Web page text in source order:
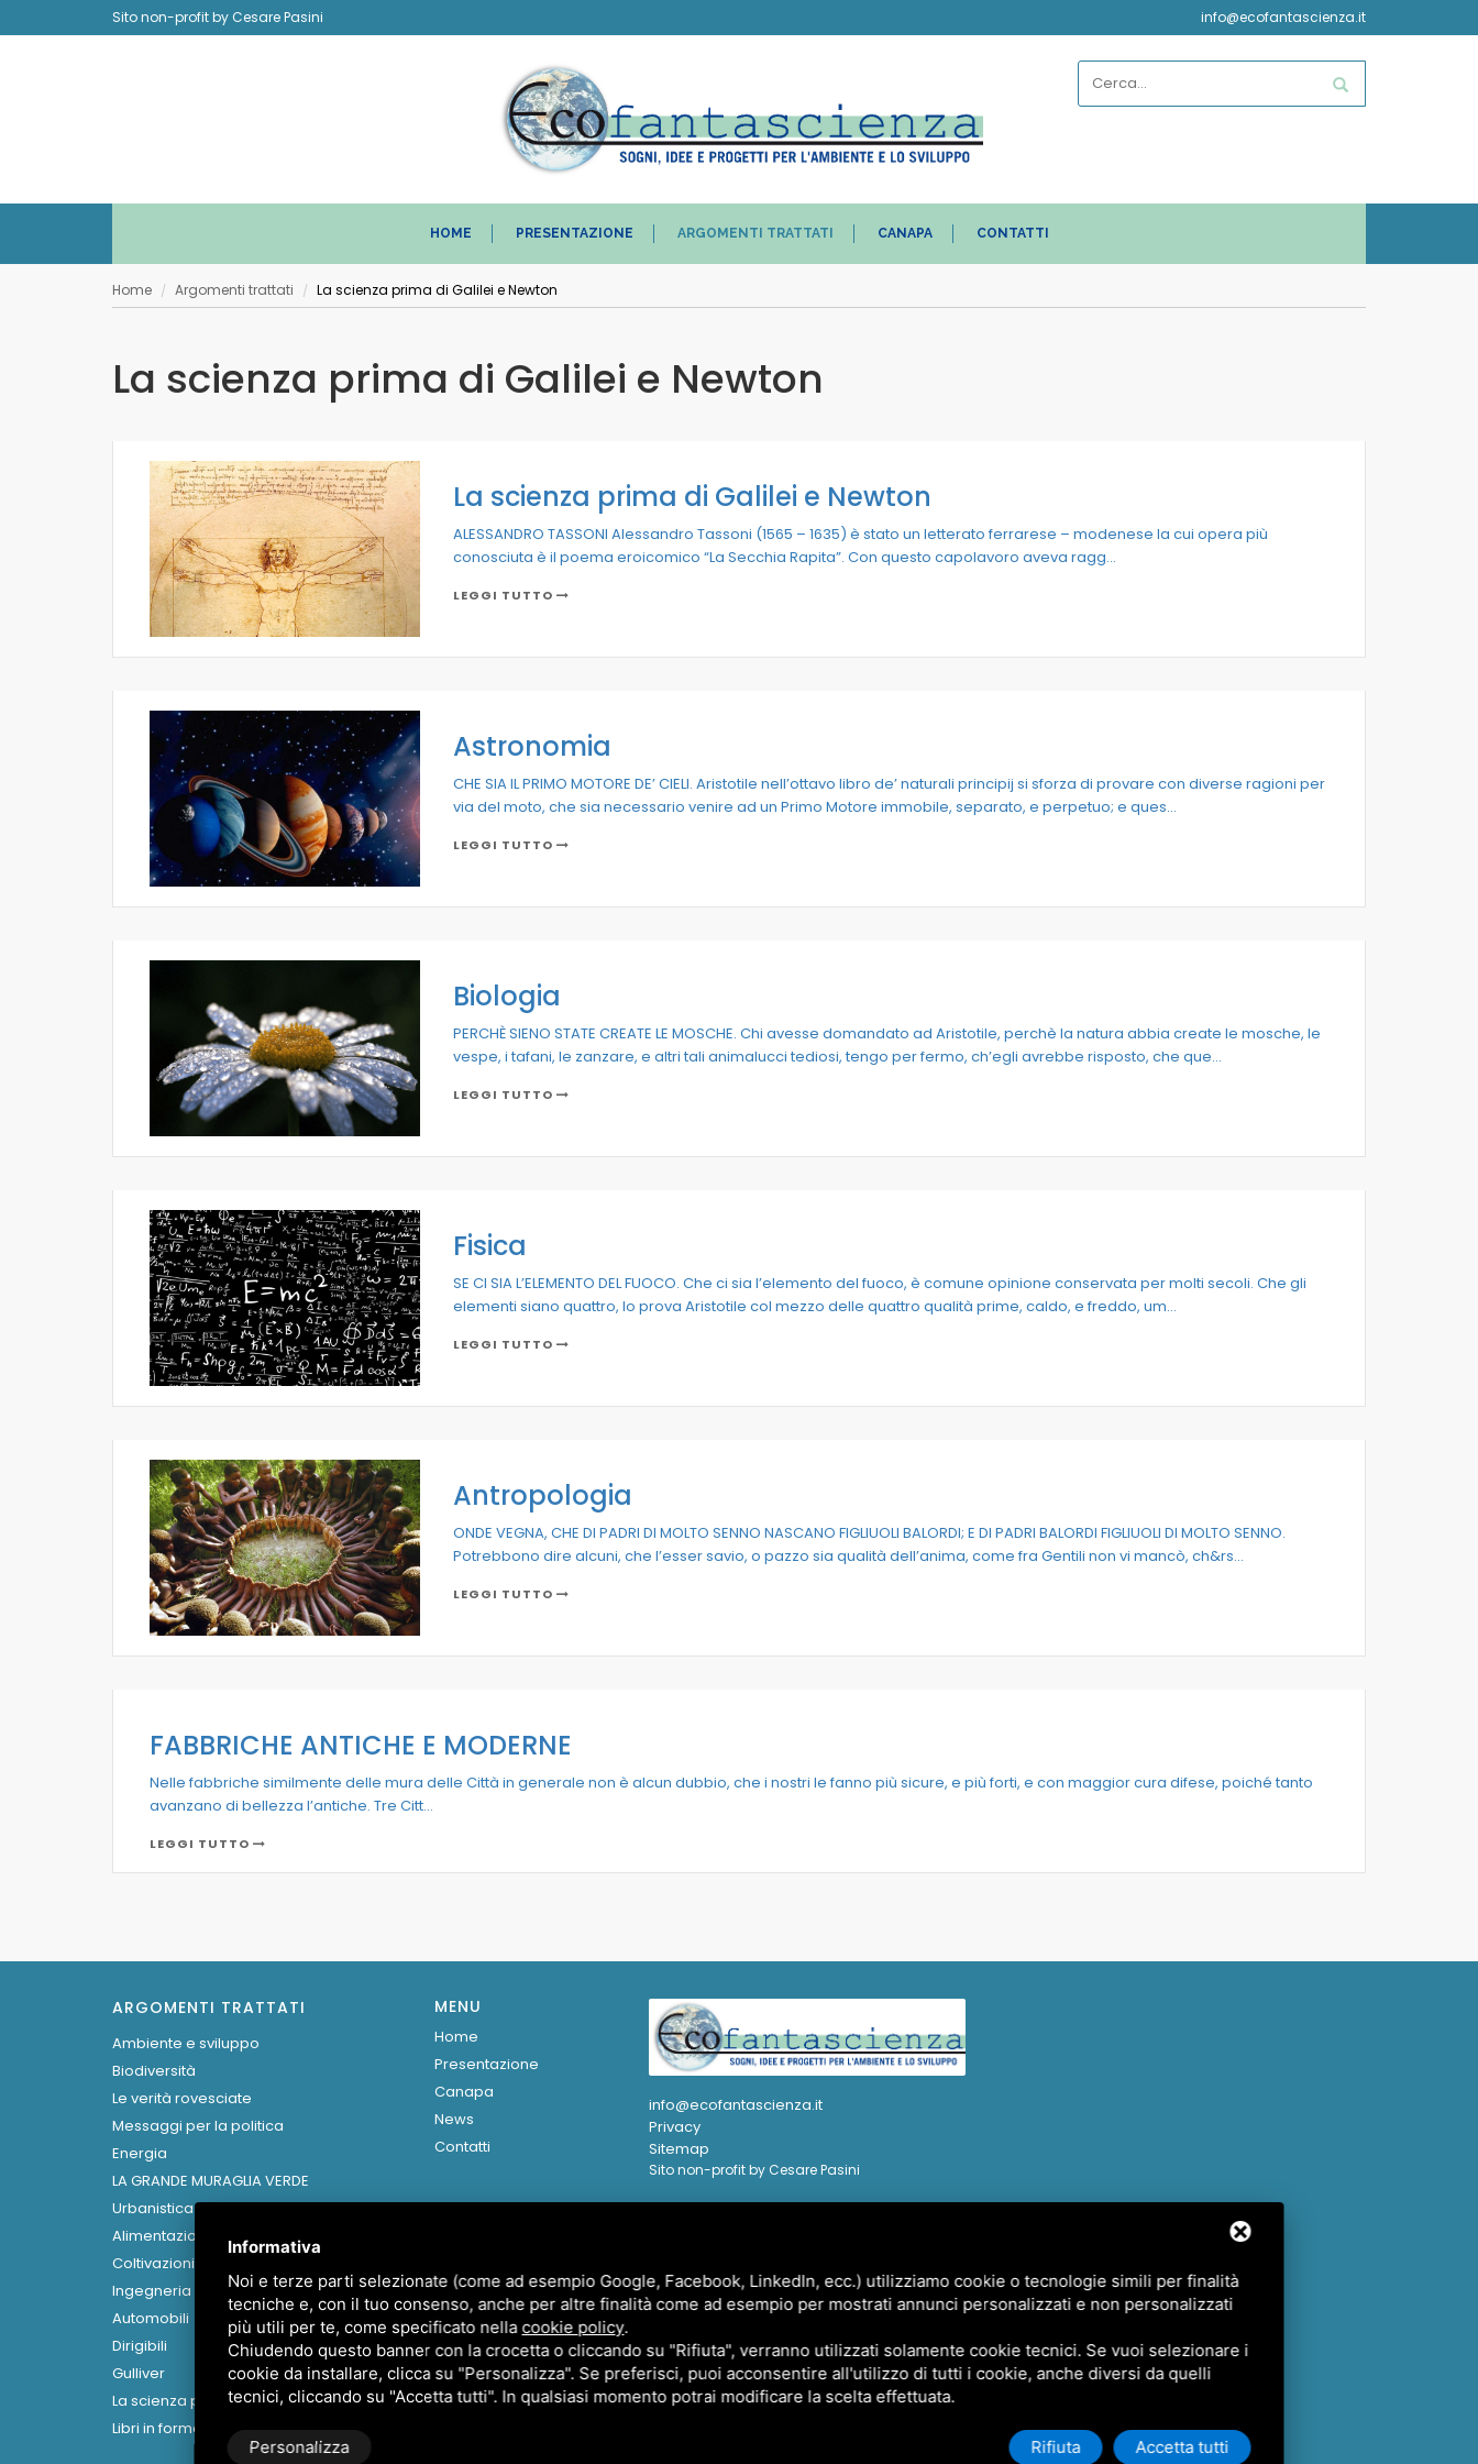
Sito non-profit by Cesare Pasini info@ecofantascienza.it
HOME PRESENTAZIONE ARGOMENTI TRATTATI CANAPA CONTATTI
Home / Argomenti trattati / La scienza prima di Galilei e Newton
La scienza prima di Galilei e Newton
La scienza prima di Galilei e Newton
ALESSANDRO TASSONI Alessandro Tassoni (1565 – 1635) è stato un letterato ferrarese – modenese la cui opera più
conosciuta è il poema eroicomico “La Secchia Rapita”. Con questo capolavoro aveva ragg...
LEGGI TUTTO
Astronomia
CHE SIA IL PRIMO MOTORE DE’ CIELI. Aristotile nell’ottavo libro de’ naturali principij si sforza di provare con diverse ragioni per
via del moto, che sia necessario venire ad un Primo Motore immobile, separato, e perpetuo; e ques...
LEGGI TUTTO
Biologia
PERCHÈ SIENO STATE CREATE LE MOSCHE. Chi avesse domandato ad Aristotile, perchè la natura abbia create le mosche, le
vespe, i tafani, le zanzare, e altri tali animalucci tediosi, tengo per fermo, ch’egli avrebbe risposto, che que...
LEGGI TUTTO
Fisica
SE CI SIA L’ELEMENTO DEL FUOCO. Che ci sia l’elemento del fuoco, è comune opinione conservata per molti secoli. Che gli
elementi siano quattro, lo prova Aristotile col mezzo delle quattro qualità prime, caldo, e freddo, um...
LEGGI TUTTO
Antropologia
ONDE VEGNA, CHE DI PADRI DI MOLTO SENNO NASCANO FIGLIUOLI BALORDI; E DI PADRI BALORDI FIGLIUOLI DI MOLTO SENNO.
Potrebbono dire alcuni, che l’esser savio, o pazzo sia qualità dell’anima, come fra Gentili non vi mancò, ch&rs...
LEGGI TUTTO
FABBRICHE ANTICHE E MODERNE
Nelle fabbriche similmente delle mura delle Città in generale non è alcun dubbio, che i nostri le fanno più sicure, e più forti, e con maggior cura difese, poiché tanto
avanzano di bellezza l’antiche. Tre Citt...
LEGGI TUTTO
ARGOMENTI TRATTATI
Ambiente e sviluppo
Biodiversità
Le verità rovesciate
Messaggi per la politica
Energia
LA GRANDE MURAGLIA VERDE
Urbanistica
Alimentazione e salute
Coltivazioni idroponiche
Ingegneria genetica
Automobili
Dirigibili
Gulliver
La scienza prima di Galilei e Newton
Libri in formato digitale
MENU
Home
Presentazione
Canapa
News
Contatti
info@ecofantascienza.it
Privacy
Sitemap
Sito non-profit by Cesare Pasini
Informativa
Noi e terze parti selezionate (come ad esempio Google, Facebook, LinkedIn, ecc.) utilizziamo cookie o tecnologie simili per finalità
tecniche e, con il tuo consenso, anche per altre finalità come ad esempio per mostrati annunci personalizzati e non personalizzati
più utili per te, come specificato nella cookie policy.
Chiudendo questo banner con la crocetta o cliccando su "Rifiuta", verranno utilizzati solamente cookie tecnici. Se vuoi selezionare i
cookie da installare, clicca su "Personalizza". Se preferisci, puoi acconsentire all'utilizzo di tutti i cookie, anche diversi da quelli
tecnici, cliccando su "Accetta tutti". In qualsiasi momento potrai modificare la scelta effettuata.
Personalizza Rifiuta Accetta tutti